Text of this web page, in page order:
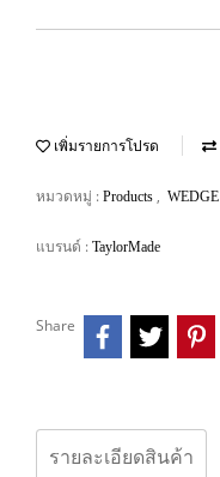
เพิ่มรายการโปรด
หมวดหมู่ : Products , WEDGE
แบรนด์ : TaylorMade
Share
รายละเอียดสินค้า